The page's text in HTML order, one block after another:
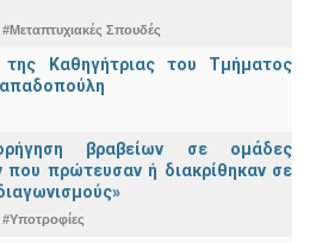
#Μεταπτυχιακές Σπουδές
της Καθηγήτριας του Τμήματος
βραβείων σε ομάδες
που πρώτευσαν ή διακρίθηκαν σε
#Υποτροφίες